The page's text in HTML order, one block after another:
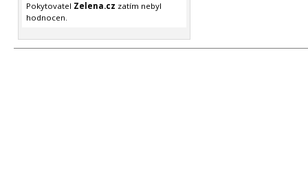
Pokytovatel Zelena.cz zatím nebyl
hodnocen.